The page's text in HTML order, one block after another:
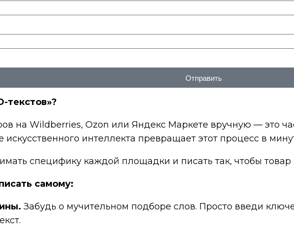
Отправить
текстов»?
на Wildberries, Ozon или Яндекс Маркете вручную — это
интеллекта превращает этот процесс в
специфику каждой площадки и писать так, чтобы
самому:
Забудь о мучительном подборе слов. Просто введи